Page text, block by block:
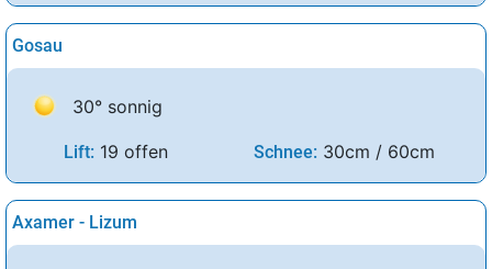
Gosau
30° sonnig
Lift: 19 offen Schnee: 30cm / 60cm
Axamer - Lizum